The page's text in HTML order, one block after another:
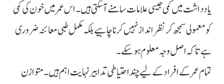
یادداشت میں کمی جیسی علامات سامنے آ سکتی ہیں۔ اس عمر میں خون کی کمی
کو معمولی سمجھ کر نظر انداز نہیں کرنا چاہیے بلکہ مکمل طبی معائنہ ضروری
ہے تاکہ اصل وجہ معلوم ہو سکے۔
تمام عمر کے افراد کے لیے چند احتیاطی تدابیر نہایت اہم ہیں۔ متوازن